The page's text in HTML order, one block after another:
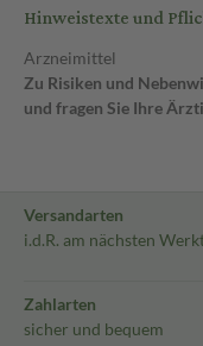
Hinweistexte und
Arzneimittel
Zu Risiken und
und fragen Sie Ihre
Versandarten
i.d.R. am nächsten
Zahlarten
sicher und bequem